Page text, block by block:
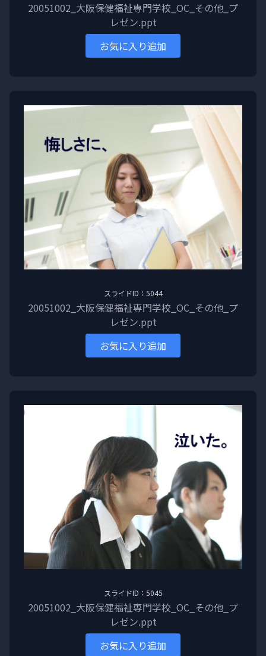
20051002_大阪保健福祉専門学校_OC_その他_プ
レゼン.ppt
お気に入り追加
スライドID：5044
20051002_大阪保健福祉専門学校_OC_その他_プ
レゼン.ppt
お気に入り追加
スライドID：5045
20051002_大阪保健福祉専門学校_OC_その他_プ
レゼン.ppt
お気に入り追加